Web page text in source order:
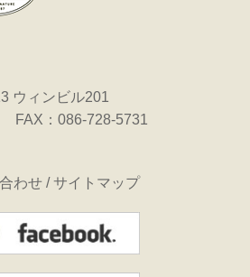
ウィンビル201
：086-728-5731
わせ /サイトマップ